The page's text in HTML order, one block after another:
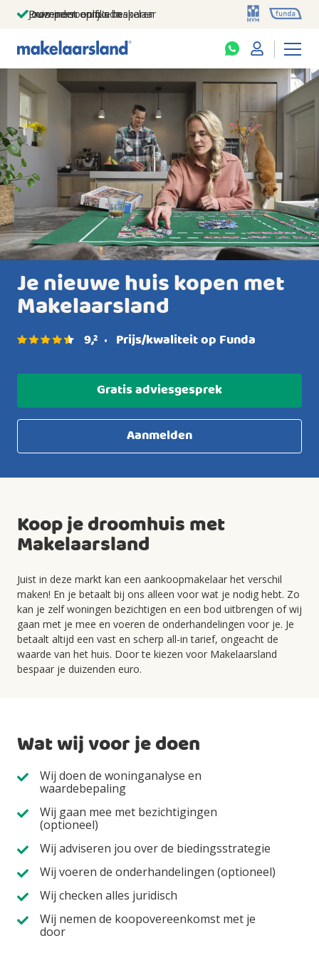
Jouw persoonlijke makelaar
Duizenden euro's besparen
Prominent op funda
Je nieuwe huis kopen met
Makelaarsland
9,2 • Prijs/kwaliteit op Funda
Gratis adviesgesprek
Aanmelden
Koop je droomhuis met
Makelaarsland
Juist in deze markt kan een aankoopmakelaar het verschil
maken! En je betaalt bij ons alleen voor wat je nodig hebt. Zo
kan je zelf woningen bezichtigen en een bod uitbrengen of wij
gaan met je mee en voeren de onderhandelingen voor je. Je
betaalt altijd een vast en scherp all-in tarief, ongeacht de
waarde van het huis. Door te kiezen voor Makelaarsland
bespaar je duizenden euro.
Wat wij voor je doen
Wij doen de woninganalyse en
waardebepaling
Wij gaan mee met bezichtigingen
(optioneel)
Wij adviseren jou over de biedingsstrategie
Wij voeren de onderhandelingen (optioneel)
Wij checken alles juridisch
Wij nemen de koopovereenkomst met je
door